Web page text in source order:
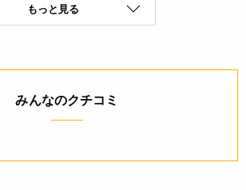
もっと見る
みんなのクチコミ